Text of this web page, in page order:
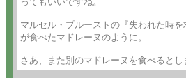
マルセル・プルーストの『失われた時を
が食べたマドレーヌのように。
さあ、また別のマドレーヌを食べるとし